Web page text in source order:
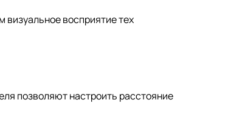
восприятие тех
позволяют настроить расстояние